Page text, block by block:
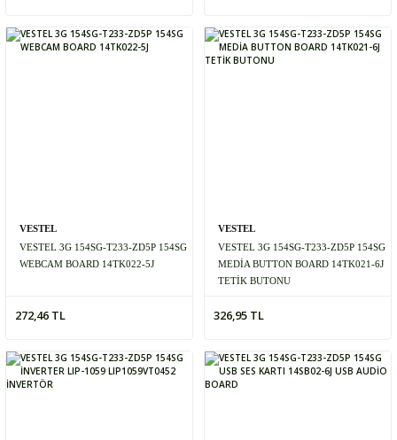
VESTEL
VESTEL 3G 154SG-T233-ZD5P 154SG
WEBCAM BOARD 14TK022-5J
272,46 TL
VESTEL
VESTEL 3G 154SG-T233-ZD5P 154SG
MEDİA BUTTON BOARD 14TK021-6J
TETİK BUTONU
326,95 TL